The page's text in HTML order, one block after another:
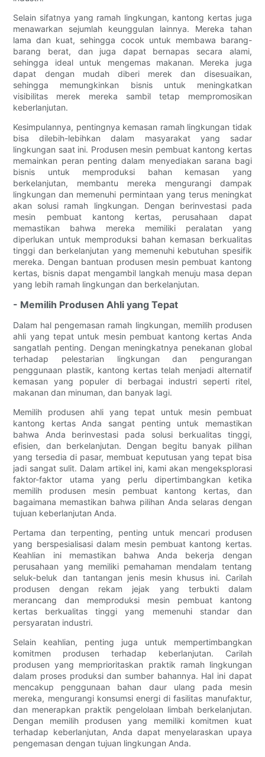
Selain sifatnya yang ramah lingkungan, kantong kertas juga
menawarkan sejumlah keunggulan lainnya. Mereka tahan
lama dan kuat, sehingga cocok untuk membawa barang-
barang berat, dan juga dapat bernapas secara alami,
sehingga ideal untuk mengemas makanan. Mereka juga
dapat dengan mudah diberi merek dan disesuaikan,
sehingga memungkinkan bisnis untuk meningkatkan
visibilitas merek mereka sambil tetap mempromosikan
keberlanjutan.
Kesimpulannya, pentingnya kemasan ramah lingkungan tidak
bisa dilebih-lebihkan dalam masyarakat yang sadar
lingkungan saat ini. Produsen mesin pembuat kantong kertas
memainkan peran penting dalam menyediakan sarana bagi
bisnis untuk memproduksi bahan kemasan yang
berkelanjutan, membantu mereka mengurangi dampak
lingkungan dan memenuhi permintaan yang terus meningkat
akan solusi ramah lingkungan. Dengan berinvestasi pada
mesin pembuat kantong kertas, perusahaan dapat
memastikan bahwa mereka memiliki peralatan yang
diperlukan untuk memproduksi bahan kemasan berkualitas
tinggi dan berkelanjutan yang memenuhi kebutuhan spesifik
mereka. Dengan bantuan produsen mesin pembuat kantong
kertas, bisnis dapat mengambil langkah menuju masa depan
yang lebih ramah lingkungan dan berkelanjutan.
- Memilih Produsen Ahli yang Tepat
Dalam hal pengemasan ramah lingkungan, memilih produsen
ahli yang tepat untuk mesin pembuat kantong kertas Anda
sangatlah penting. Dengan meningkatnya penekanan global
terhadap pelestarian lingkungan dan pengurangan
penggunaan plastik, kantong kertas telah menjadi alternatif
kemasan yang populer di berbagai industri seperti ritel,
makanan dan minuman, dan banyak lagi.
Memilih produsen ahli yang tepat untuk mesin pembuat
kantong kertas Anda sangat penting untuk memastikan
bahwa Anda berinvestasi pada solusi berkualitas tinggi,
efisien, dan berkelanjutan. Dengan begitu banyak pilihan
yang tersedia di pasar, membuat keputusan yang tepat bisa
jadi sangat sulit. Dalam artikel ini, kami akan mengeksplorasi
faktor-faktor utama yang perlu dipertimbangkan ketika
memilih produsen mesin pembuat kantong kertas, dan
bagaimana memastikan bahwa pilihan Anda selaras dengan
tujuan keberlanjutan Anda.
Pertama dan terpenting, penting untuk mencari produsen
yang berspesialisasi dalam mesin pembuat kantong kertas.
Keahlian ini memastikan bahwa Anda bekerja dengan
perusahaan yang memiliki pemahaman mendalam tentang
seluk-beluk dan tantangan jenis mesin khusus ini. Carilah
produsen dengan rekam jejak yang terbukti dalam
merancang dan memproduksi mesin pembuat kantong
kertas berkualitas tinggi yang memenuhi standar dan
persyaratan industri.
Selain keahlian, penting juga untuk mempertimbangkan
komitmen produsen terhadap keberlanjutan. Carilah
produsen yang memprioritaskan praktik ramah lingkungan
dalam proses produksi dan sumber bahannya. Hal ini dapat
mencakup penggunaan bahan daur ulang pada mesin
mereka, mengurangi konsumsi energi di fasilitas manufaktur,
dan menerapkan praktik pengelolaan limbah berkelanjutan.
Dengan memilih produsen yang memiliki komitmen kuat
terhadap keberlanjutan, Anda dapat menyelaraskan upaya
pengemasan dengan tujuan lingkungan Anda.